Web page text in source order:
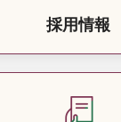
採用情報